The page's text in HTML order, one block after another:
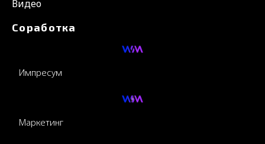
Видео
Соработка
Импресум
Маркетинг